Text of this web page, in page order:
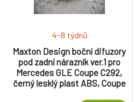
Maxton Design boční difuzory
pod zadní nárazník ver.1 pro
Mercedes GLE Coupe C292,
černý lesklý plast ABS, Coupe
4-8 týdnů